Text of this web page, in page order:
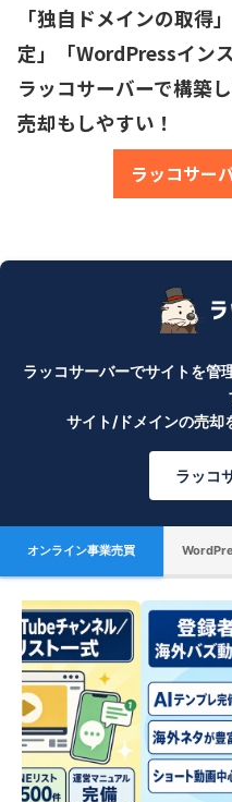
「独自ドメインの取得
定」「WordPressイン
ラッコサーバーで構築
売却もしやすい！
ラッコサー
ラッコサーバーでサイトを管
サイト/ドメインの売却
ラッコ
オンライン事業売買